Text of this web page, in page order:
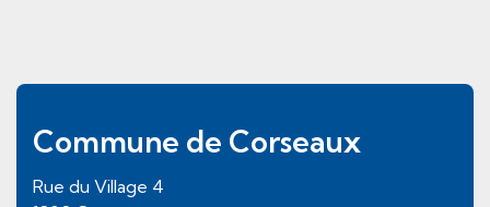
Pied de page
Commune de Corseaux
Rue du Village 4